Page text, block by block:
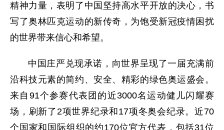
精神力量，表明了中国坚持高水平开放的决心，书
写了奥林匹克运动的新传奇，为饱受新冠疫情困扰
的世界带来信心和希望。
中国庄严兑现承诺，向世界呈现了一届充满前
沿科技元素的简约、安全、精彩的绿色奥运盛会。
来自91个参赛代表团的近3000名运动健儿闪耀赛
场，刷新了2项世界纪录和17项冬奥会纪录。近70
个国家和国际组织的约170位官方代表，包括31位